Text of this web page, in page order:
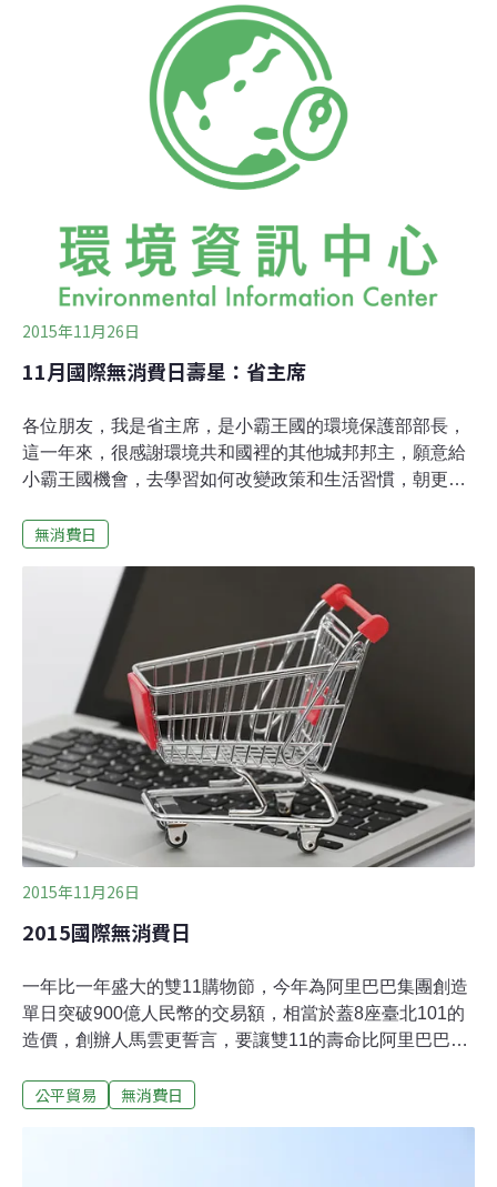
明消費者應有的態度。」全球各地有許多民眾開始反思過
度消費的意義，1992年加拿大藝術家Ted Dave發起了「不
消費日」活動，在11月的最後一個週末，呼籲民眾放下物
質的慾望，反思過度消費對於環境所帶來的衝擊。在許多
的購物促銷中，服飾向來名列最暢銷的產品，店家透過誘
人的折扣，使得民眾在衝動之下過度消費。根據綠色和平
德國辦公室的調查，成衣的銷售額從2002年的1兆美元，
數據顯示，相較於15年前，每年每人平均購買的衣服增加
2015年11月26日
11月國際無消費日壽星：省主席
各位朋友，我是省主席，是小霸王國的環境保護部部長，
這一年來，很感謝環境共和國裡的其他城邦邦主，願意給
小霸王國機會，去學習如何改變政策和生活習慣，朝更友
天真、驕傲，以致於很多時候只顧著實現我們先進的科技
他城邦造成傷害、影響。如同下面這幅圖畫描繪的一般，
我們發現了可以用紙漿製作方便又清潔的衛生紙、免洗餐
具等物品，因此砍了很多森林，後來甚至發明了更便宜的
合成塑料來代替紙，於是森林越來越少，而垃圾卻越來越
多，多到蔓延至其他人的疆土，造成其他城邦居民的死
亡。事實是，我們對「方便」和「新鮮玩意」上癮了，每
一季的流行更是不能落後，促銷價太誘人而廣告會提醒我
們什麼叫更好的人生，於是我們不斷的購買、丟棄、購
買、丟棄，不想太多。身為小霸王國內環境保護指導者，
我決定要著手引導國內人民，主動修復與其他城邦之間的
友好
無消費日
2015年11月26日
2015國際無消費日
一年比一年盛大的雙11購物節，今年為阿里巴巴集團創造
單日突破900億人民幣的交易額，相當於蓋8座臺北101的
造價，創辦人馬雲更誓言，要讓雙11的壽命比阿里巴巴還
洲戰場。在太平洋的另一端，美國正要迎接黑色星期五購
公平貿易 無消費日